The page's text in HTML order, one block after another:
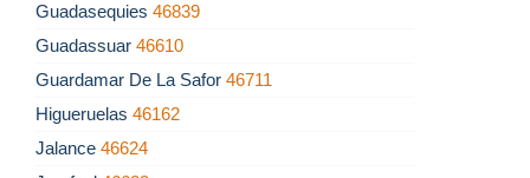
Guadasequies 46839
Guadassuar 46610
Guardamar De La Safor 46711
Higueruelas 46162
Jalance 46624